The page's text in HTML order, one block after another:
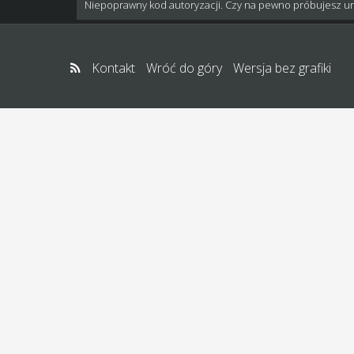
Niepoprawny kod autoryzacji. Czy na pewno próbujesz
Kontakt Wróć do góry Wersja bez grafiki